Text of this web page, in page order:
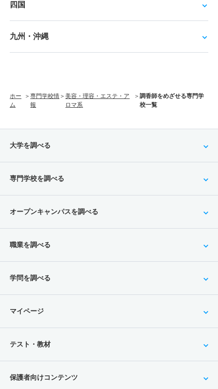
四国
九州・沖縄
ホー
ム
専門学校情
報
美容・理容・エステ・ア
ロマ系
調香師をめざせる専門学
校一覧
大学を調べる
専門学校を調べる
オープンキャンパスを調べる
職業を調べる
学問を調べる
マイページ
テスト・教材
保護者向けコンテンツ